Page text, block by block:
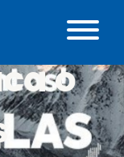
o